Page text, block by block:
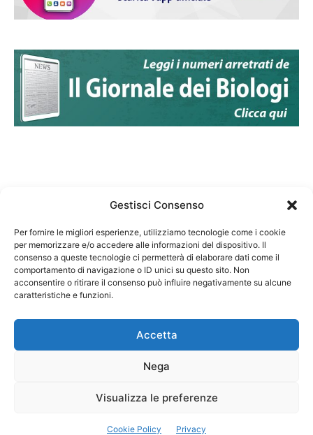
Gestisci Consenso
Per fornire le migliori esperienze, utilizziamo tecnologie come i cookie
per memorizzare e/o accedere alle informazioni del dispositivo. Il
consenso a queste tecnologie ci permetterà di elaborare dati come il
comportamento di navigazione o ID unici su questo sito. Non
acconsentire o ritirare il consenso può influire negativamente su alcune
caratteristiche e funzioni.
Accetta
Nega
Visualizza le preferenze
Cookie Policy Privacy
Federazione Nazionale Degli Ordini dei Biologi:
codice fiscale 80069130583
Responsabile sito internet www.fnob.it:
Privacy Policy Cookie Policy
Rights Reserved.